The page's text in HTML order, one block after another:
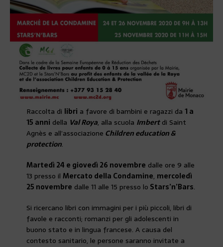
Raccolta di libri a favore di bambini e ragazzi da 1 a
15 anni della Val Roya, alla scuola Imbertdi Saint
Agnès e all’associazione Children education &
protection.
Martedì 24 e giovedì 26 novembre dalle ore 9 alle
13 presso il Mercato della Condamine, mercoledì
25 novembre dalle 11 alle 15 presso lo Stars’n’Bars.
Si ricercano libri con immagini per i più piccoli, libri di
favole e racconti; romanzi per gli adolescenti in
buono stato e in lingua francese. A causa del
contesto sanitario, le persone saranno invitate a